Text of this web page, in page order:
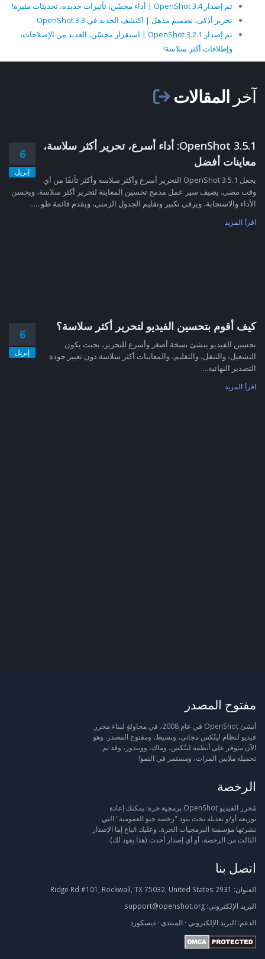
تم إصدار OpenShot 3.4 | أداء محسّن، تأثيرات جديدة، تحديثات مثيرة!
تحرير أذكى، تصميم مذهل | اكتشف الجديد في OpenShot 3.3
تم إصدار OpenShot 3.2.1 | استقرار محسّن، العديد من الإصلاحات،
وإطلاقات أكثر سلاسة!
آخر المقالات
6
إبريل
OpenShot 3.5.1: أداء أسرع، تحرير أكثر سلاسة،
معاينات أفضل
يجعل OpenShot 3.5.1 التحرير أسرع وأكثر سلاسة وأكثر تأنقًا من أي
وقت مضى. يضيف سير عمل مدمج تحسين المعاينة لتحرير أكثر سلاسة، ويحسن
الأداء والاستجابة، ويرقي تكبير وتقليم الجدول الزمني، ويقدم قائمة طو......
اقرأ المزيد
6
إبريل
كيف أقوم بتحسين الفيديو لتحرير أكثر سلاسة؟
تحسين الفيديو ينشئ نسخة أصغر وأسرع للتحرير، بحيث يكون
التشغيل، والتنقل، والتقليم، والمعاينات أكثر سلاسة دون تغيير جودة
التصدير النهائية....
اقرأ المزيد
مفتوح المصدر
أنشئ OpenShot في عام 2008، في محاولةٍ لبناء محرر
فيديو لنظام لينُكس مجاني، وبسيط، ومفتوح المصدر. وهو
الآن متوفر على أنظمة لينُكس، وماك، وويندوز، وقد تم
تحميله ملايين المرات، ومستمر في النمو!
الرخصة
مُحرر الفيديو OpenShot برمجية حرة: يمكنك إعادة
توزيعه أو/و تعديله تحت بنود "رخصة جنو العمومية" التي
نشرتها مؤسسة البرمجيات الحرة، وعليك اتباع إما الإصدار
الثالث من الرخصة، أو أي إصدار أحدث (هذا يعود لك).
اتصل بنا
العنوان:
البريد الإلكتروني: support@openshot.org
الدعم: البريد الإلكتروني · المنتدى · ديسكورد